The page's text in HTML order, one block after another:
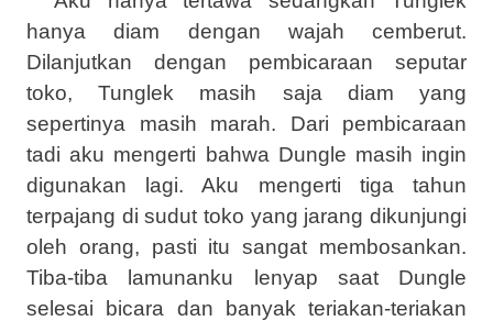
hanya diam dengan wajah cemberut.
Dilanjutkan dengan pembicaraan seputar
toko, Tunglek masih saja diam yang
sepertinya masih marah. Dari pembicaraan
tadi aku mengerti bahwa Dungle masih ingin
digunakan lagi. Aku mengerti tiga tahun
terpajang di sudut toko yang jarang dikunjungi
oleh orang, pasti itu sangat membosankan.
Tiba-tiba lamunanku lenyap saat Dungle
selesai bicara dan banyak teriakan-teriakan